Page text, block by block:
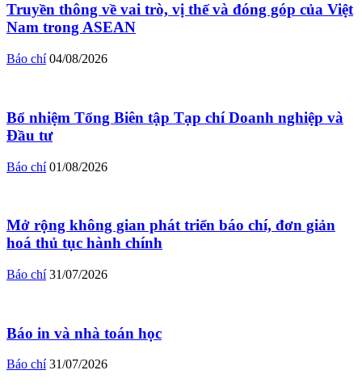
Truyền thông về vai trò, vị thế và đóng góp của Việt
Nam trong ASEAN
Báo chí 04/08/2026
Bổ nhiệm Tổng Biên tập Tạp chí Doanh nghiệp và
Đầu tư
Báo chí 01/08/2026
Mở rộng không gian phát triển báo chí, đơn giản
hoá thủ tục hành chính
Báo chí 31/07/2026
Báo in và nhà toán học
Báo chí 31/07/2026